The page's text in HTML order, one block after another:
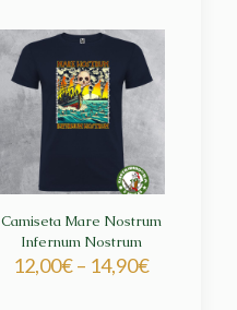
Camiseta Mare Nostrum
Infernum Nostrum
12,00€– 14,90€